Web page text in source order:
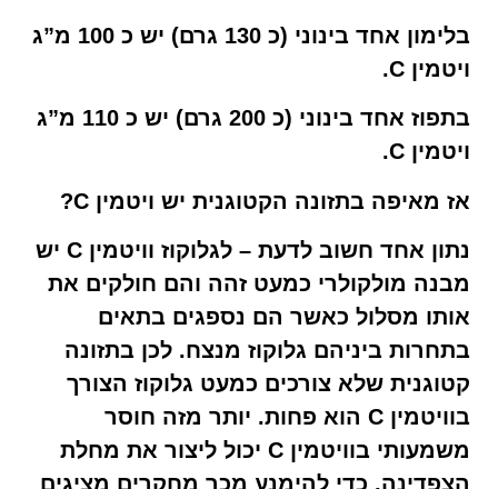
בלימון אחד בינוני (כ 130 גרם) יש כ 100 מ”ג
ויטמין C.
בתפוז אחד בינוני (כ 200 גרם) יש כ 110 מ”ג
ויטמין C.
אז מאיפה בתזונה הקטוגנית יש ויטמין C?
נתון אחד חשוב לדעת – לגלוקוז וויטמין C יש
מבנה מולקולרי כמעט זהה והם חולקים את
אותו מסלול כאשר הם נספגים בתאים
בתחרות ביניהם גלוקוז מנצח. לכן בתזונה
קטוגנית שלא צורכים כמעט גלוקוז הצורך
בוויטמין C הוא פחות. יותר מזה חוסר
משמעותי בוויטמין C יכול ליצור את מחלת
הצפדינה. כדי להימנע מכך מחקרים מציגים